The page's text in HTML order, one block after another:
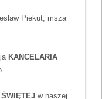
Piekut, msza
KANCELARIA
ŚWIĘTEJw naszej